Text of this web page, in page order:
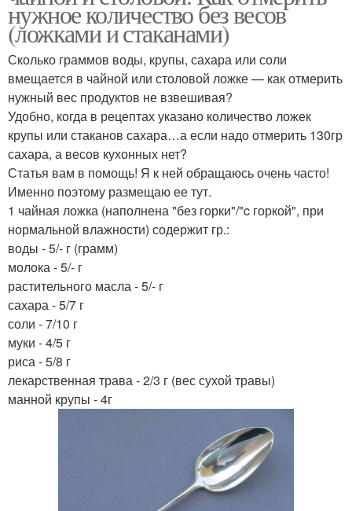
нужное количество без весов
(ложками и стаканами)
Сколько граммов воды, крупы, сахара или соли
вмещается в чайной или столовой ложке — как отмерить
нужный вес продуктов не взвешивая?
Удобно, когда в рецептах указано количество ложек
крупы или стаканов сахара…а если надо отмерить 130гр
сахара, а весов кухонных нет?
Статья вам в помощь! Я к ней обращаюсь очень часто!
Именно поэтому размещаю ее тут.
1 чайная ложка (наполнена "без горки"/"c горкой", при
нормальной влажности) содержит гр.:
воды - 5/- г (грамм)
молока - 5/- г
растительного масла - 5/- г
сахара - 5/7 г
соли - 7/10 г
муки - 4/5 г
риса - 5/8 г
лекарственная трава - 2/3 г (вес сухой травы)
манной крупы - 4г